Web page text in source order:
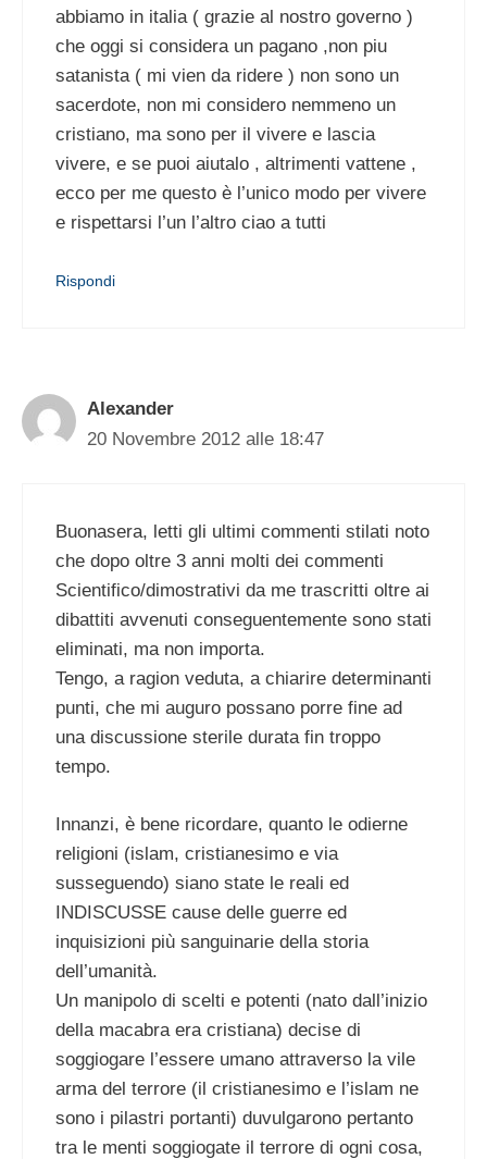
abbiamo in italia ( grazie al nostro governo )
che oggi si considera un pagano ,non piu
satanista ( mi vien da ridere ) non sono un
sacerdote, non mi considero nemmeno un
cristiano, ma sono per il vivere e lascia
vivere, e se puoi aiutalo , altrimenti vattene ,
ecco per me questo è l’unico modo per vivere
e rispettarsi l’un l’altro ciao a tutti
Rispondi
Alexander
20 Novembre 2012 alle 18:47
Buonasera, letti gli ultimi commenti stilati noto
che dopo oltre 3 anni molti dei commenti
Scientifico/dimostrativi da me trascritti oltre ai
dibattiti avvenuti conseguentemente sono stati
eliminati, ma non importa.
Tengo, a ragion veduta, a chiarire determinanti
punti, che mi auguro possano porre fine ad
una discussione sterile durata fin troppo
tempo.
Innanzi, è bene ricordare, quanto le odierne
religioni (islam, cristianesimo e via
susseguendo) siano state le reali ed
INDISCUSSE cause delle guerre ed
inquisizioni più sanguinarie della storia
dell’umanità.
Un manipolo di scelti e potenti (nato dall’inizio
della macabra era cristiana) decise di
soggiogare l’essere umano attraverso la vile
arma del terrore (il cristianesimo e l’islam ne
sono i pilastri portanti) duvulgarono pertanto
tra le menti soggiogate il terrore di ogni cosa,